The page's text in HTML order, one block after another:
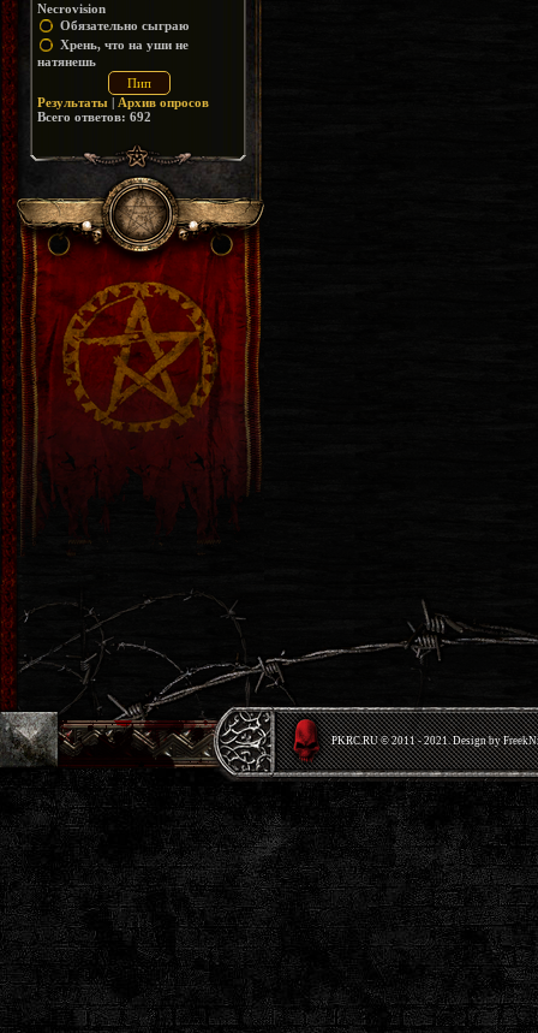
Necrovision
Обязательно сыграю
Хрень, что на уши не
натянешь
Результаты | Архив опросов
Всего ответов: 692
PKRС.RU © 2011 - 2021. Design by